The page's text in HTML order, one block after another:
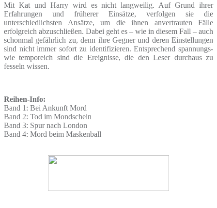
Mit Kat und Harry wird es nicht langweilig. Auf Grund ihrer
Erfahrungen und früherer Einsätze, verfolgen sie die
unterschiedlichsten Ansätze, um die ihnen anvertrauten Fälle
erfolgreich abzuschließen. Dabei geht es – wie in diesem Fall – auch
schonmal gefährlich zu, denn ihre Gegner und deren Einstellungen
sind nicht immer sofort zu identifizieren. Entsprechend spannungs-
wie temporeich sind die Ereignisse, die den Leser durchaus zu
fesseln wissen.
Reihen-Info:
Band 1: Bei Ankunft Mord
Band 2: Tod im Mondschein
Band 3: Spur nach London
Band 4: Mord beim Maskenball